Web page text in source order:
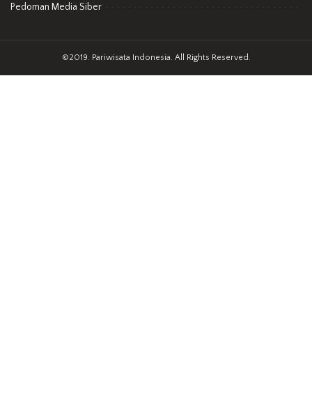
Pedoman Media Siber
©2019. Pariwisata Indonesia. All Rights Reserved.